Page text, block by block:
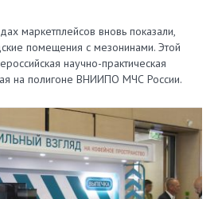
маркетплейсов вновь показали,
помещения с мезонинами. Этой
научно-практическая
на полигоне ВНИИПО МЧС России.